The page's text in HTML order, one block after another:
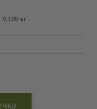
0.100 кг